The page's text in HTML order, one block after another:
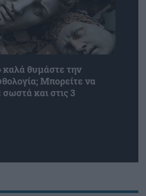
καλά θυμάστε την
Μπορείτε να
και στις 3